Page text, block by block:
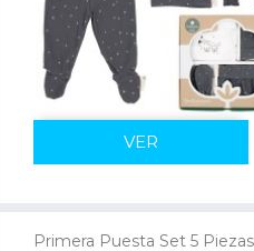
Primera Puesta Set 5 Piezas
VER